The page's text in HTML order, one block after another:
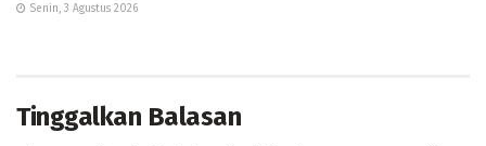
Senin, 3 Agustus 2026
Tinggalkan Balasan